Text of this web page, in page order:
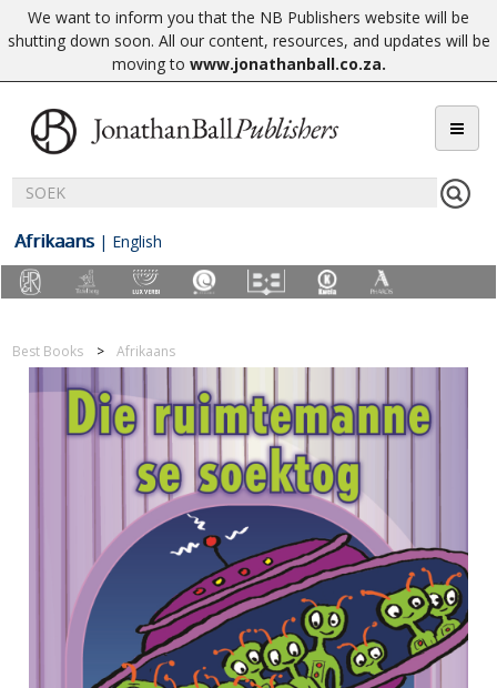
We want to inform you that the NB Publishers website will be
shutting down soon. All our content, resources, and updates will be
moving to www.jonathanball.co.za.
Afrikaans | English
Best Books Afrikaans